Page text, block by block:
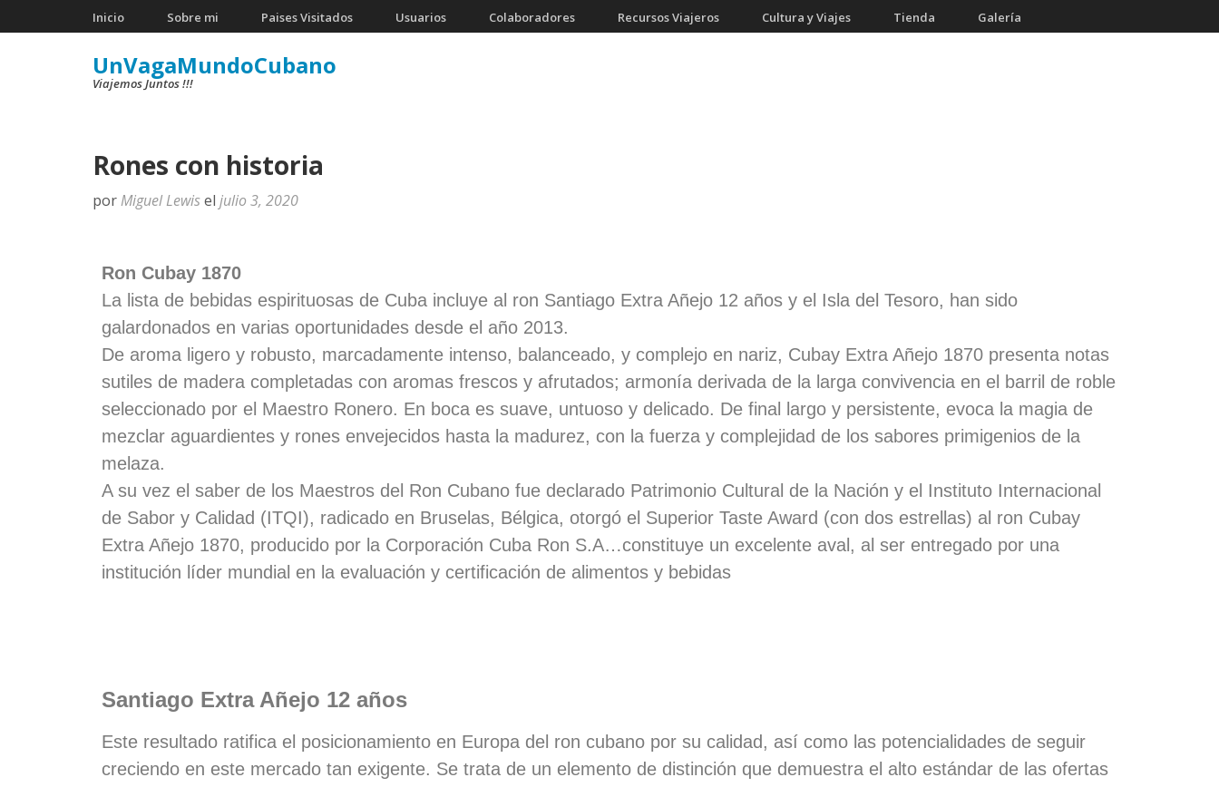
Inicio Sobre mi Paises Visitados Usuarios Colaboradores Recursos Viajeros Cultura y Viajes Tienda Galería
UnVagaMundoCubano
Viajemos Juntos !!!
Rones con historia
porMiguel Lewisel julio 3, 2020
Ron Cubay 1870
La lista de bebidas espirituosas de Cuba incluye al ron Santiago Extra Añejo 12 años y el Isla del Tesoro, han sido
galardonados en varias oportunidades desde el año 2013.
De aroma ligero y robusto, marcadamente intenso, balanceado, y complejo en nariz, Cubay Extra Añejo 1870 presenta notas
sutiles de madera completadas con aromas frescos y afrutados; armonía derivada de la larga convivencia en el barril de roble
seleccionado por el Maestro Ronero. En boca es suave, untuoso y delicado. De final largo y persistente, evoca la magia de
mezclar aguardientes y rones envejecidos hasta la madurez, con la fuerza y complejidad de los sabores primigenios de la
melaza.
A su vez el saber de los Maestros del Ron Cubano fue declarado Patrimonio Cultural de la Nación y el Instituto Internacional
de Sabor y Calidad (ITQI), radicado en Bruselas, Bélgica, otorgó el Superior Taste Award (con dos estrellas) al ron Cubay
Extra Añejo 1870, producido por la Corporación Cuba Ron S.A…constituye un excelente aval, al ser entregado por una
institución líder mundial en la evaluación y certificación de alimentos y bebidas
Santiago Extra Añejo 12 años
Este resultado ratifica el posicionamiento en Europa del ron cubano por su calidad, así como las potencialidades de seguir
creciendo en este mercado tan exigente. Se trata de un elemento de distinción que demuestra el alto estándar de las ofertas